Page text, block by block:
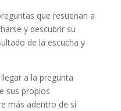
que resuenan a
y descubrir su
de la escucha y
a la pregunta
sus propios
más adentro de sí